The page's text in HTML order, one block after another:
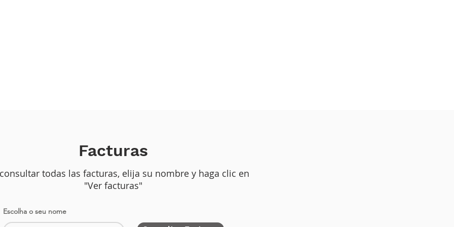
Facturas
todas las facturas, elija su nombre y haga clic en
"Ver facturas"
Escolha o seu nome